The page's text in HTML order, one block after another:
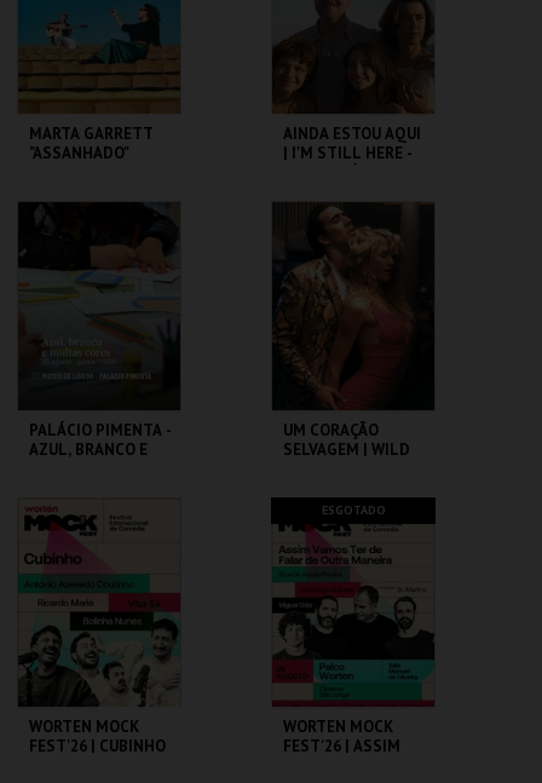
COMPRAR
MARTA GARRETT
"ASSANHADO"
CAPITÓLIO.
MAIS INFO
AINDA ESTOU AQUI
| I'M STILL HERE -
CAPITÓLIO.
MAIS INFO
PALÁCIO PIMENTA -
AZUL, BRANCO E
ML - PALÁCIO
PIMENTA
MAIS INFO
COMPRAR
UM CORAÇÃO
SELVAGEM | WILD
CAPITÓLIO.
MAIS INFO
COMPRAR
WORTEN MOCK
FEST'26 | CUBINHO
ESGOTADO
WORTEN MOCK
FEST'26 | ASSIM